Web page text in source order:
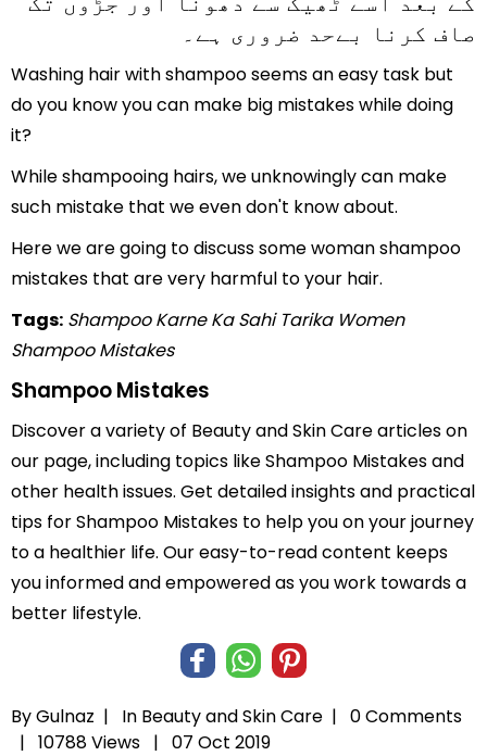
صاف کرنا بےحد ضروری ہے۔
Washing hair with shampoo seems an easy task but
do you know you can make big mistakes while doing
it?
While shampooing hairs, we unknowingly can make
such mistake that we even don't know about.
Here we are going to discuss some woman shampoo
mistakes that are very harmful to your hair.
Tags: Shampoo Karne Ka Sahi Tarika Women
Shampoo Mistakes
Shampoo Mistakes
Discover a variety of Beauty and Skin Care articles on
our page, including topics like Shampoo Mistakes and
other health issues. Get detailed insights and practical
tips for Shampoo Mistakes to help you on your journey
to a healthier life. Our easy-to-read content keeps
you informed and empowered as you work towards a
better lifestyle.
By Gulnaz | In Beauty and Skin Care | 0 Comments
| 10788 Views | 07 Oct 2019